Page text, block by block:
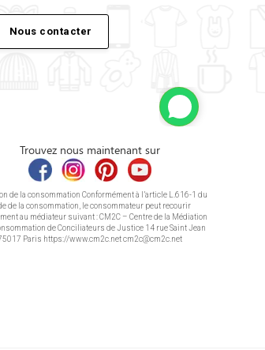
Nous contacter
Trouvez nous maintenant sur
de la consommation Conformément à l’article L.616-1 du
de la consommation, le consommateur peut recourir
au médiateur suivant : CM2C – Centre de la Médiation
de Conciliateurs de Justice 14 rue Saint Jean
Paris https://www.cm2c.net cm2c@cm2c.net